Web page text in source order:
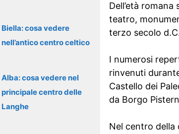
Dell’età
teatro,
terzo secolo
I numerosi
rinvenuti
Castello dei
da Borgo
Nel centro della
Biella: cosa vedere
nell’antico centro celtico
Alba: cosa vedere nel
principale centro delle
Langhe